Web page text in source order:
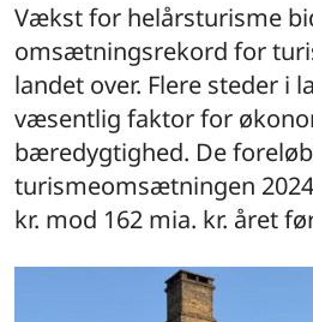
Vækst for helårsturisme
omsætningsrekord for
landet over. Flere steder i
væsentlig faktor for
bæredygtighed. De
turismeomsætningen
kr. mod 162 mia. kr. året